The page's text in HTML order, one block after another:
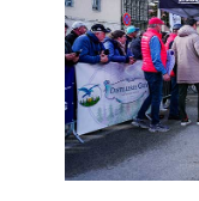
EVÈNEMENTS
CALENDRIER
FOCUS